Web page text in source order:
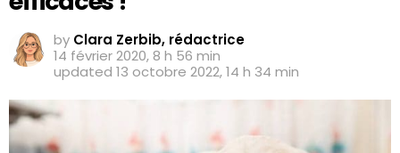
by Clara Zerbib, rédactrice
14 février 2020, 8 h 56 min
updated 13 octobre 2022, 14 h 34 min